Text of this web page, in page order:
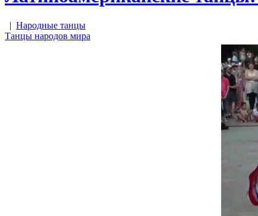
| Народные танцы
Танцы народов мира